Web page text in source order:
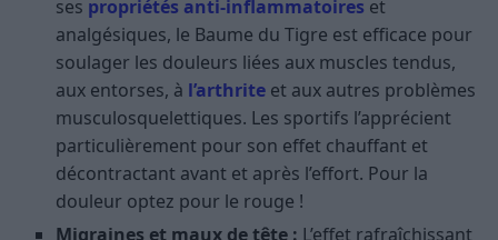
ses propriétés anti-inflammatoires et
analgésiques, le Baume du Tigre est efficace pour
soulager les douleurs liées aux muscles tendus,
aux entorses, à l’arthrite et aux autres problèmes
musculosquelettiques. Les sportifs l’apprécient
particulièrement pour son effet chauffant et
décontractant avant et après l’effort. Pour la
douleur optez pour le rouge !
Migraines et maux de tête : L’effet rafraîchissant